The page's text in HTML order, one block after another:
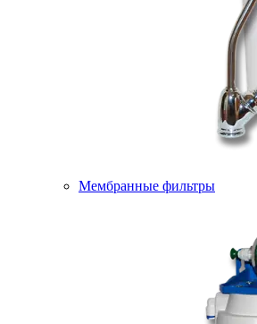
Мембранные фильтры